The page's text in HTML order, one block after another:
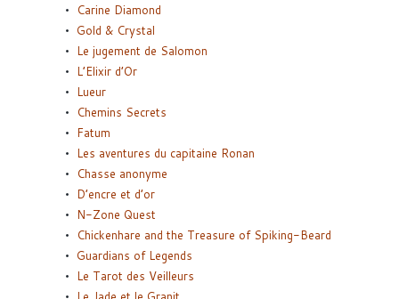
Carine Diamond
Gold & Crystal
Le jugement de Salomon
L’Elixir d’Or
Lueur
Chemins Secrets
Fatum
Les aventures du capitaine Ronan
Chasse anonyme
D’encre et d’or
N-Zone Quest
Chickenhare and the Treasure of Spiking-Beard
Guardians of Legends
Le Tarot des Veilleurs